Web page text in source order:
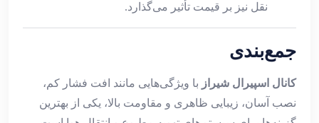
نقل نیز بر قیمت تأثیر می‌گذارد.
جمع‌بندی
کانال اسپیرال شیراز با ویژگی‌هایی مانند افت فشار کم،
نصب آسان، زیبایی ظاهری و مقاومت بالا، یکی از بهترین